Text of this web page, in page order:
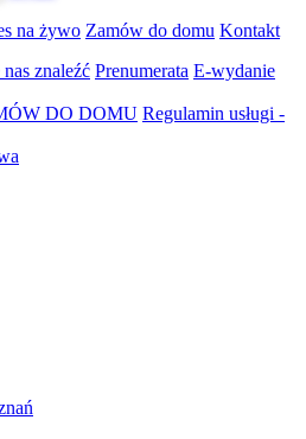
na żywo Zamów do domu Kontakt
znaleźć Prenumerata E-wydanie
DO DOMU Regulamin usługi -